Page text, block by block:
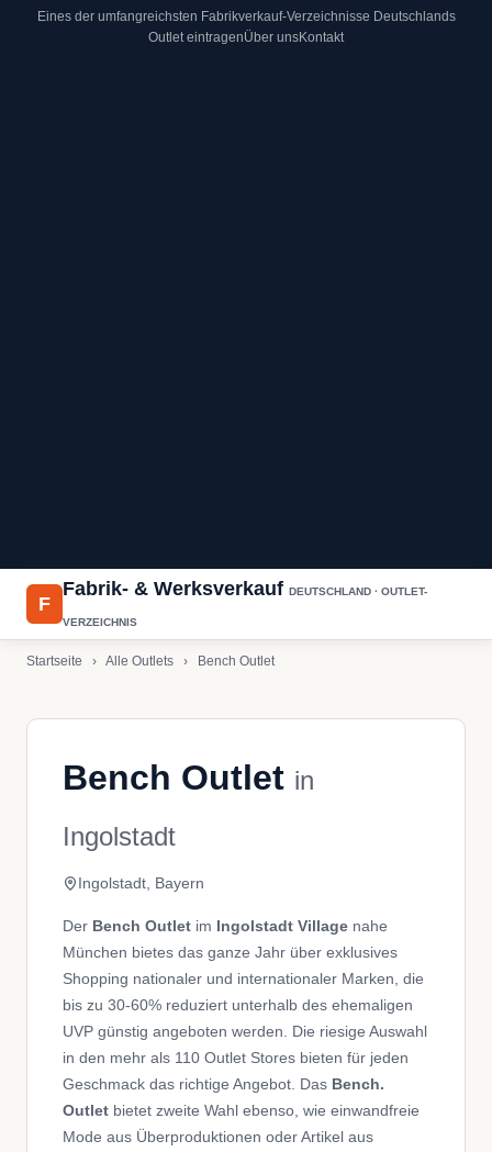
Eines der umfangreichsten Fabrikverkauf-Verzeichnisse Deutschlands
Outlet eintragenÜber unsKontakt
F
Fabrik- & WerksverkaufDEUTSCHLAND · OUTLET-
VERZEICHNIS
Startseite › Alle Outlets › Bench Outlet
Bench Outlet in
Ingolstadt
Ingolstadt, Bayern
Der Bench Outlet im Ingolstadt Village nahe
München bietes das ganze Jahr über exklusives
Shopping nationaler und internationaler Marken, die
bis zu 30-60% reduziert unterhalb des ehemaligen
UVP günstig angeboten werden. Die riesige Auswahl
in den mehr als 110 Outlet Stores bieten für jeden
Geschmack das richtige Angebot. Das Bench.
Outlet bietet zweite Wahl ebenso, wie einwandfreie
Mode aus Überproduktionen oder Artikel aus